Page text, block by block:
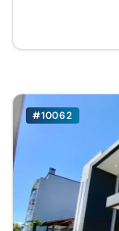
#10062